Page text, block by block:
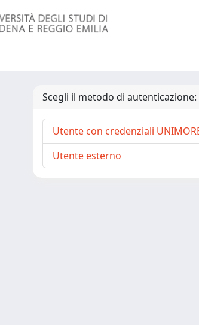
Scegli il metodo di autenticazione:
Utente con credenziali
Utente esterno